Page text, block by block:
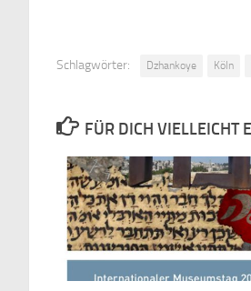
Schlagwörter: Dzhankoye Köln
FÜR DICH VIELLEICHT